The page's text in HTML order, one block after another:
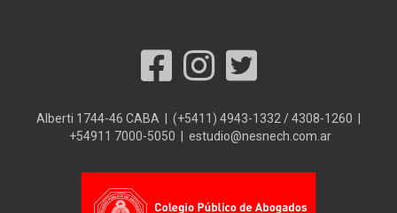
Alberti 1744-46 CABA | (+5411) 4943-1332 / 4308-1260 |
+54911 7000-5050 | estudio@nesnech.com.ar